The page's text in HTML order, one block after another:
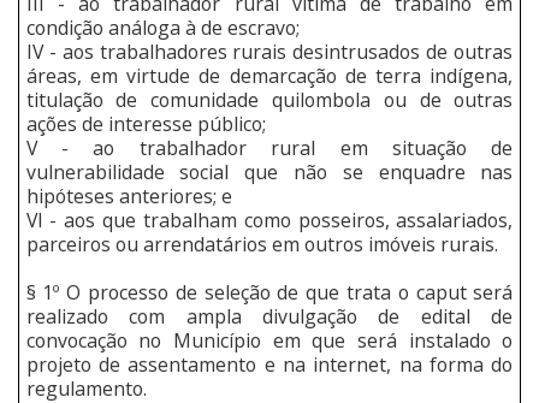
condição análoga à de escravo;
IV - aos trabalhadores rurais desintrusados de outras
áreas, em virtude de demarcação de terra indígena,
titulação de comunidade quilombola ou de outras
ações de interesse público;
V - ao trabalhador rural em situação de
vulnerabilidade social que não se enquadre nas
hipóteses anteriores; e
VI - aos que trabalham como posseiros, assalariados,
parceiros ou arrendatários em outros imóveis rurais.
§ 1º O processo de seleção de que trata o caput será
realizado com ampla divulgação de edital de
convocação no Município em que será instalado o
projeto de assentamento e na internet, na forma do
regulamento.